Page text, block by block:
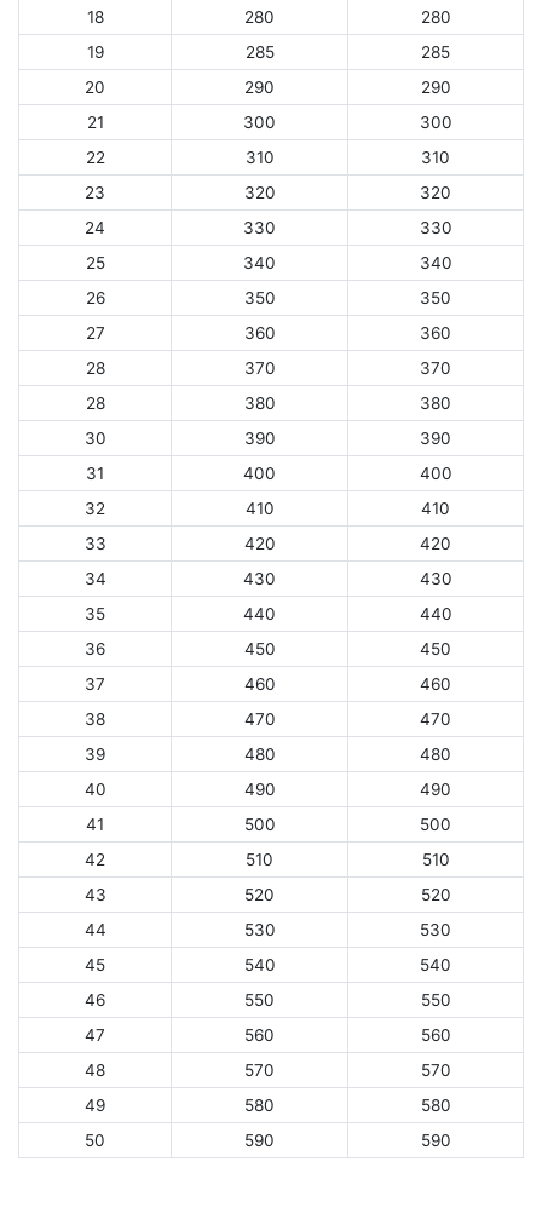
18 280
280
19
285
285
20
290
290
21
300
300
22
310
310
23
320
320
24
330
330
25
340
340
26
350
350
27
360
360
28
370
370
28
380
380
30
390
390
31
400
400
32
410
410
33
420
420
34
430
430
35
440
440
36
450
450
37
460
460
38
470
470
39
480
480
40
490
490
41
500
500
42
510
510
43
520
520
44
530
530
45
540
540
46
550
550
47
560
560
48
570
570
49
580
580
50
590 590